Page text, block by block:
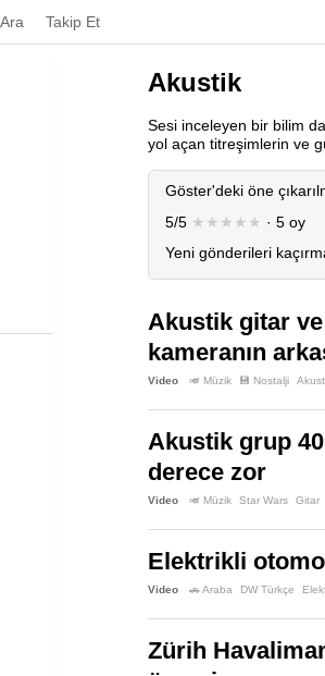
Ara Takip Et
Akustik
Sesi inceleyen bir bilim
yol açan titreşimlerin ve
Göster'deki öne
5/5 ★★★★★ · 5 oy
Yeni gönderileri
Akustik gitar
kameranın
Video 🎺 Müzik 💾 Nostalji
Akustik grup 40
derece zor
Video 🎺 Müzik Star Wars Gitar
Elektrikli
Video 🚗 Araba DW Türkçe
Zürih